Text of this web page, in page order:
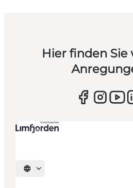
Hier finden Sie
Sprache auswählen